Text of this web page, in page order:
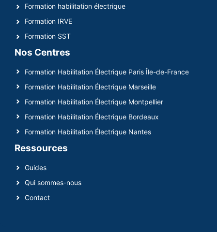
Formation habilitation électrique
Formation IRVE
Formation SST
Nos Centres
Formation Habilitation Électrique Paris Île-de-France
Formation Habilitation Électrique Marseille
Formation Habilitation Électrique Montpellier
Formation Habilitation Électrique Bordeaux
Formation Habilitation Électrique Nantes
Ressources
Guides
Qui sommes-nous
Contact